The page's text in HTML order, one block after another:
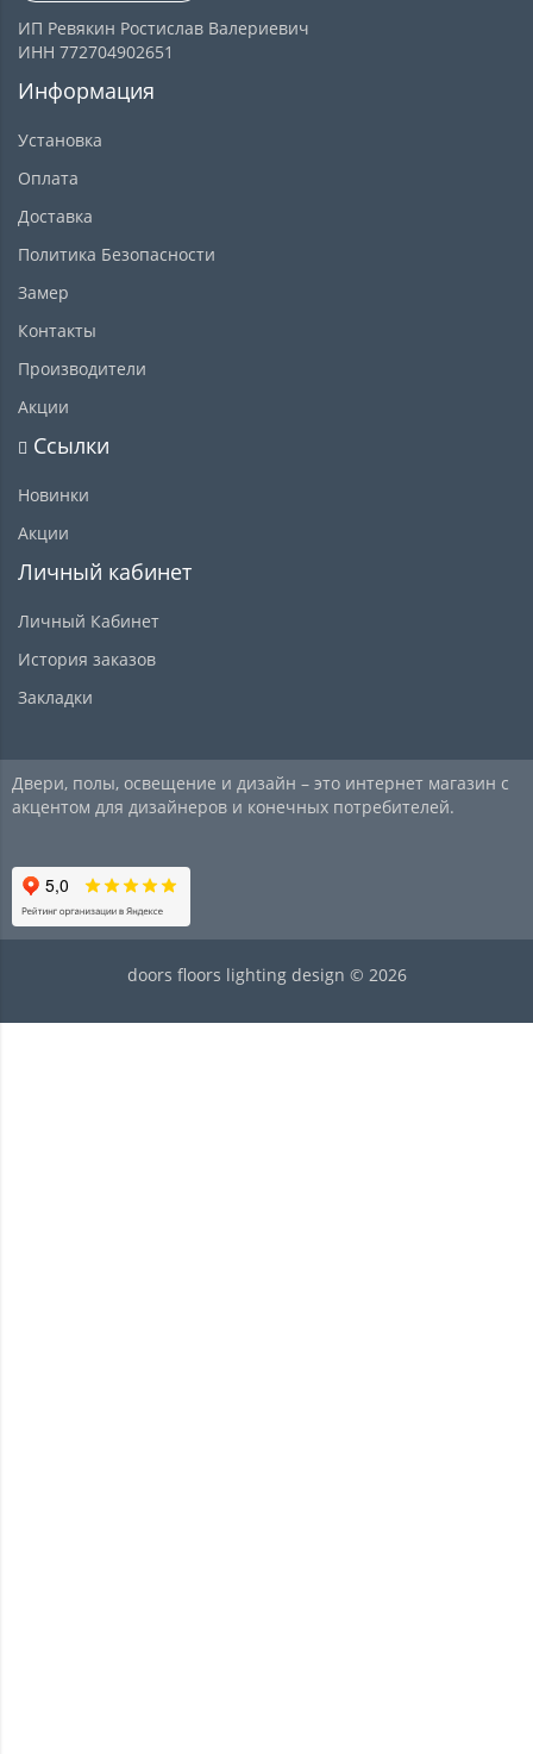
ИП Ревякин Ростислав Валериевич
ИНН 772704902651
Информация
Установка
Оплата
Доставка
Политика Безопасности
Замер
Контакты
Производители
Акции
Ссылки
Новинки
Акции
Личный кабинет
Личный Кабинет
История заказов
Закладки
Двери, полы, освещение и дизайн – это интернет магазин с
акцентом для дизайнеров и конечных потребителей.
doors floors lighting design © 2026